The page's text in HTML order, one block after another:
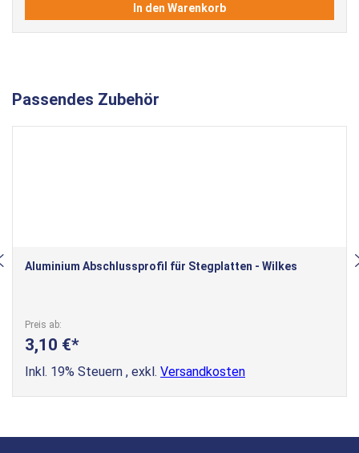
In den Warenkorb
Passendes Zubehör
Aluminium Abschlussprofil für Stegplatten - Wilkes
Preis ab
3,10 €
Inkl. 19% Steuern , exkl. Versandkosten